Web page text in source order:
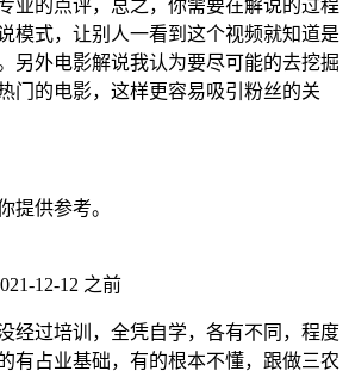
业的点评，总之，你需要在解说的过程
模式，让别人一看到这个视频就知道是
另外电影解说我认为要尽可能的去挖掘
门的电影，这样更容易吸引粉丝的关
提供参考。
12-12 之前
经过培训，全凭自学，各有不同，程度
有占业基础，有的根本不懂，跟做三农